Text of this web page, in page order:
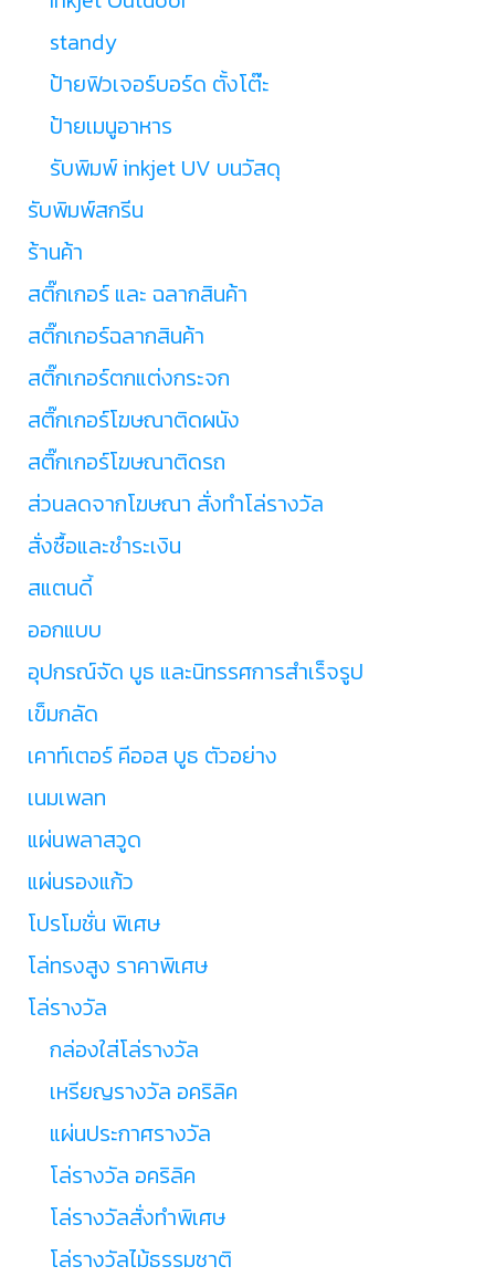
standy
ป้ายฟิวเจอร์บอร์ด ตั้งโต๊ะ
ป้ายเมนูอาหาร
รับพิมพ์ inkjet UV บนวัสดุ
รับพิมพ์สกรีน
ร้านค้า
สติ๊กเกอร์ และ ฉลากสินค้า
สติ๊กเกอร์ฉลากสินค้า
สติ๊กเกอร์ตกแต่งกระจก
สติ๊กเกอร์โฆษณาติดผนัง
สติ๊กเกอร์โฆษณาติดรถ
ส่วนลดจากโฆษณา สั่งทำโล่รางวัล
สั่งซื้อและชำระเงิน
สแตนดี้
ออกแบบ
อุปกรณ์จัด บูธ และนิทรรศการสำเร็จรูป
เข็มกลัด
เคาท์เตอร์ คีออส บูธ ตัวอย่าง
เนมเพลท
แผ่นพลาสวูด
แผ่นรองแก้ว
โปรโมชั่น พิเศษ
โล่ทรงสูง ราคาพิเศษ
โล่รางวัล
กล่องใส่โล่รางวัล
เหรียญรางวัล อคริลิค
แผ่นประกาศรางวัล
โล่รางวัล อคริลิค
โล่รางวัลสั่งทำพิเศษ
โล่รางวัลไม้ธรรมชาติ